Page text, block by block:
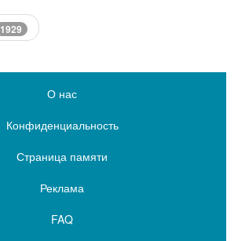
1929
О нас
Конфиденциальность
Страница памяти
Реклама
FAQ